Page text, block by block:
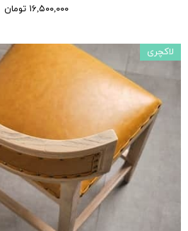
۱۶,۵۰۰,۰۰۰ تومان
لاکچری